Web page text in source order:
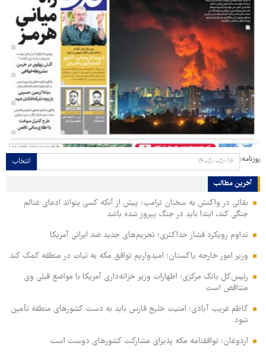
روزنامه: انتخاب
آخرین مطالب
بقائی در واکنش به سخنان ترامپ: پیش از آنکه کسی بتواند ادعای غنائم
جنگی کند، ابتدا باید در جنگ پیروز شده باشد
تداوم رویکرد فشار حداکثری؛ تحریم‌های جدید ضد ایرانی آمریکا
وزیر امور خارجه پاکستان: امیدواریم توافق مکه به ثبات در منطقه کمک کند
رئیس‌کل بانک مرکزی: اظهارات وزیر خزانه‌داری آمریکا با مواضع قبلی وی
متناقض است
کاظم غریب آبادی: امنیت خلیج فارس باید به دست کشورهای منطقه تأمین
شود
اردوغان: توافقنامه مکه پذیرای مشارکت کشورهای دوست است